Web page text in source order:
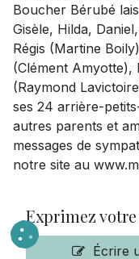
Boucher Bérubé
Gisèle, Hilda,
Régis (Martine
(Clément Amyotte),
(Raymond
ses 24 arrière-
autres parents et
messages de
notre site au
Exprimez
Écrire